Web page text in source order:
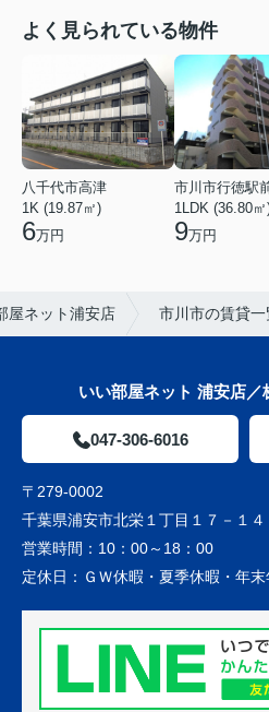
よく見られている物件
八千代市高津
1K (19.87㎡)
6万円
市川市行徳駅
1LDK (36.80㎡
9万円
屋ネット浦安店 市川市の賃貸一
いい部屋ネット 浦安店／
047-306-6016
〒279-0002
千葉県浦安市北栄１丁目１７－１
営業時間： 10：00～18：00
定休日： ＧＷ休暇・夏季休暇・年